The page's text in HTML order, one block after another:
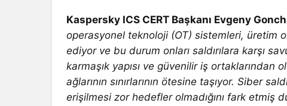
Kaspersky ICS CERT Başkanı Evgeny
operasyonel teknoloji (OT) sistemleri, üretim
ediyor ve bu durum onları saldırılara karşı
karmaşık yapısı ve güvenilir iş ortaklarından
ağlarının sınırlarının ötesine taşıyor. Siber
erişilmesi zor hedefler olmadığını fark